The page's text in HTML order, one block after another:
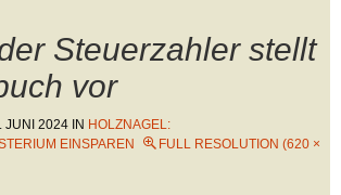
Steuerzahler stellt
vor
JUNI 2024 IN HOLZNAGEL:
EINSPAREN
FULL RESOLUTION (620 ×